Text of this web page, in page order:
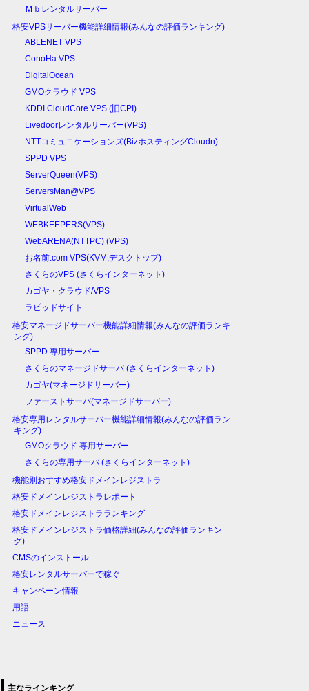
Ｍｂレンタルサーバー
格安VPSサーバー機能詳細情報(みんなの評価ランキング)
ABLENET VPS
ConoHa VPS
DigitalOcean
GMOクラウド VPS
KDDI CloudCore VPS (旧CPI)
Livedoorレンタルサーバー(VPS)
NTTコミュニケーションズ(BizホスティングCloudn)
SPPD VPS
ServerQueen(VPS)
ServersMan@VPS
VirtualWeb
WEBKEEPERS(VPS)
WebARENA(NTTPC) (VPS)
お名前.com VPS(KVM,デスクトップ)
さくらのVPS (さくらインターネット)
カゴヤ・クラウド/VPS
ラピッドサイト
格安マネージドサーバー機能詳細情報(みんなの評価ランキ
ング)
SPPD 専用サーバー
さくらのマネージドサーバ (さくらインターネット)
カゴヤ(マネージドサーバー)
ファーストサーバ(マネージドサーバー)
格安専用レンタルサーバー機能詳細情報(みんなの評価ラン
キング)
GMOクラウド 専用サーバー
さくらの専用サーバ (さくらインターネット)
機能別おすすめ格安ドメインレジストラ
格安ドメインレジストラレポート
格安ドメインレジストラランキング
格安ドメインレジストラ価格詳細(みんなの評価ランキン
グ)
CMSのインストール
格安レンタルサーバーで稼ぐ
キャンペーン情報
用語
ニュース
主なラインキング